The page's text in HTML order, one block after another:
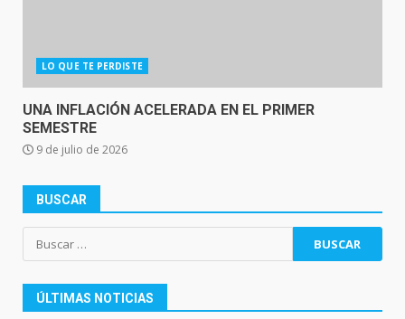
LO QUE TE PERDISTE
UNA INFLACIÓN ACELERADA EN EL PRIMER
SEMESTRE
9 de julio de 2026
BUSCAR
Buscar:
ÚLTIMAS NOTICIAS